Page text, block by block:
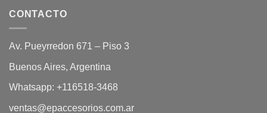
CONTACTO
Av. Pueyrredon 671 – Piso 3
Buenos Aires, Argentina
Whatsapp: +116518-3468
ventas@epaccesorios.com.ar